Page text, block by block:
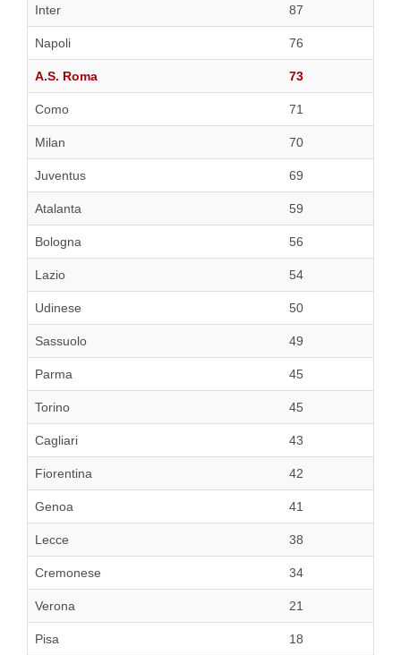
Inter
87
Napoli 76
A.S. Roma 73
Como 71
Milan 70
Juventus 69
Atalanta 59
Bologna 56
Lazio 54
Udinese 50
Sassuolo 49
Parma 45
Torino 45
Cagliari 43
Fiorentina 42
Genoa 41
Lecce 38
Cremonese 34
Verona 21
Pisa 18